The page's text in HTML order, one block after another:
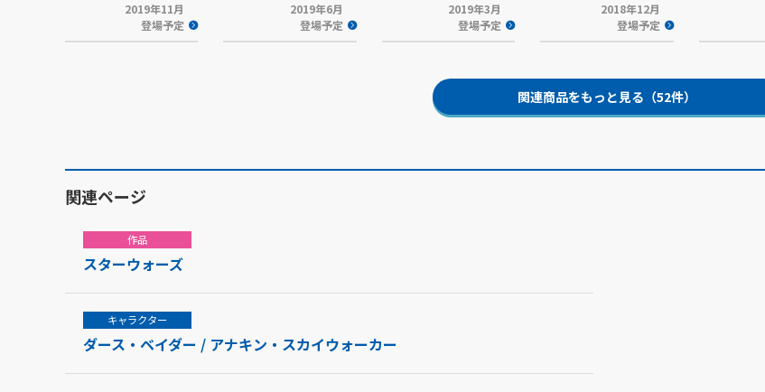
2019年11月
登場予定
2019年6月
登場予定
2019年3月
登場予定
2018年12月
登場予定
関連商品をもっと見る（52件）
関連ページ
作品
スターウォーズ
キャラクター
ダース・ベイダー / アナキン・スカイウォーカー